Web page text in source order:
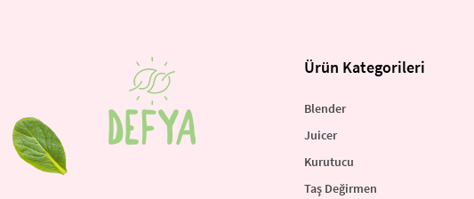
Ürün Kategorileri
Blender
Juicer
Kurutucu
Taş Değirmen